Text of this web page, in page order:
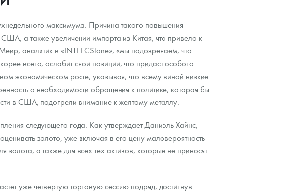
максимума. Причина такого повышения
а также увеличении импорта из Китая, что привело к
аналитик в «INTL FCStone», «мы подозреваем, что
всего, ослабит свои позиции, что придаст особого
экономическом росте, указывая, что всему виной низкие
о необходимости обращения к политике, которая бы
в США, подогрели внимание к желтому металлу.
следующего года. Как утверждает Даниэль Хайнс,
золото, уже включая в его цену маловероятность
а также для всех тех активов, которые не приносят
уже четвертую торговую сессию подряд, достигнув